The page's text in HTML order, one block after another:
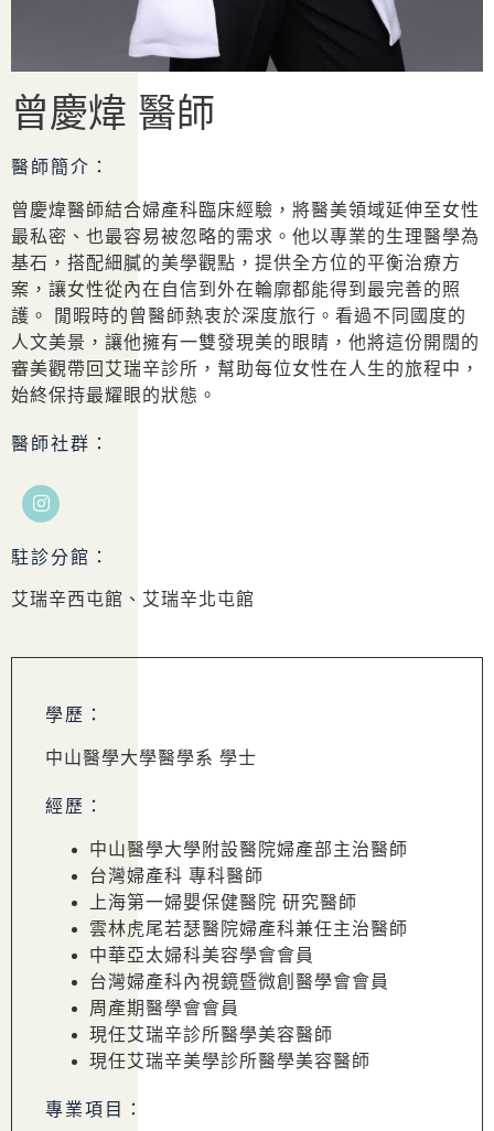
曾慶煒 醫師
醫師簡介：
曾慶煒醫師結合婦產科臨床經驗，將醫美領域延伸至女性
最私密、也最容易被忽略的需求。他以專業的生理醫學為
基石，搭配細膩的美學觀點，提供全方位的平衡治療方
案，讓女性從內在自信到外在輪廓都能得到最完善的照
護。 閒暇時的曾醫師熱衷於深度旅行。看過不同國度的
人文美景，讓他擁有一雙發現美的眼睛，他將這份開闊的
審美觀帶回艾瑞辛診所，幫助每位女性在人生的旅程中，
始終保持最耀眼的狀態。
醫師社群：
駐診分館：
艾瑞辛西屯館、艾瑞辛北屯館
學歷：
中山醫學大學醫學系 學士
經歷：
中山醫學大學附設醫院婦產部主治醫師
台灣婦產科 專科醫師
上海第一婦嬰保健醫院 研究醫師
雲林虎尾若瑟醫院婦產科兼任主治醫師
中華亞太婦科美容學會會員
台灣婦產科內視鏡暨微創醫學會會員
周產期醫學會會員
現任艾瑞辛診所醫學美容醫師
現任艾瑞辛美學診所醫學美容醫師
專業項目：